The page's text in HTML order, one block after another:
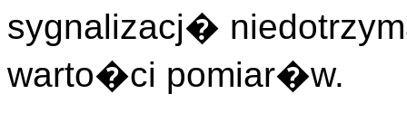
sygnalizacj�
warto�ci pomiar�w.